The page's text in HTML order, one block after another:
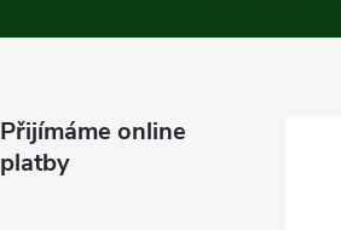
Přijímáme online
platby